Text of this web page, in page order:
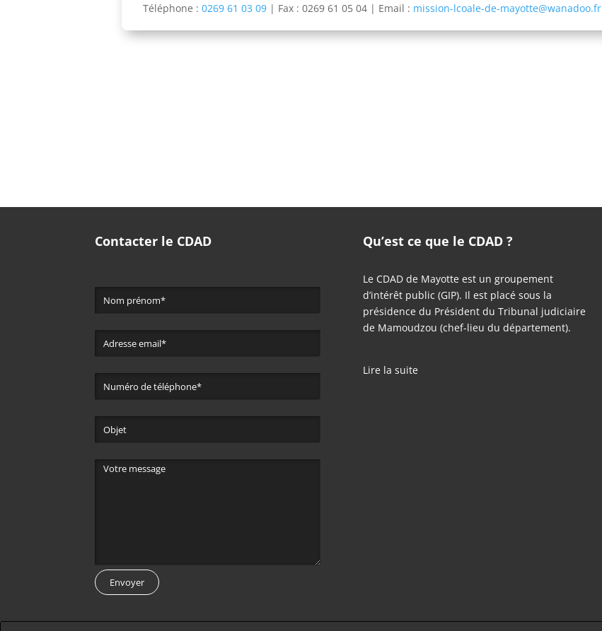
Téléphone : 0269 61 03 09 | Fax : 0269 61 05 04 | Email : mission-lcoale-de-mayotte@wanadoo.fr
Contacter le CDAD Qu’est ce que le CDAD ?
Le CDAD de Mayotte est un groupement
d’intérêt public (GIP). Il est placé sous la
présidence du Président du Tribunal judiciaire
de Mamoudzou (chef-lieu du département).
Lire la suite